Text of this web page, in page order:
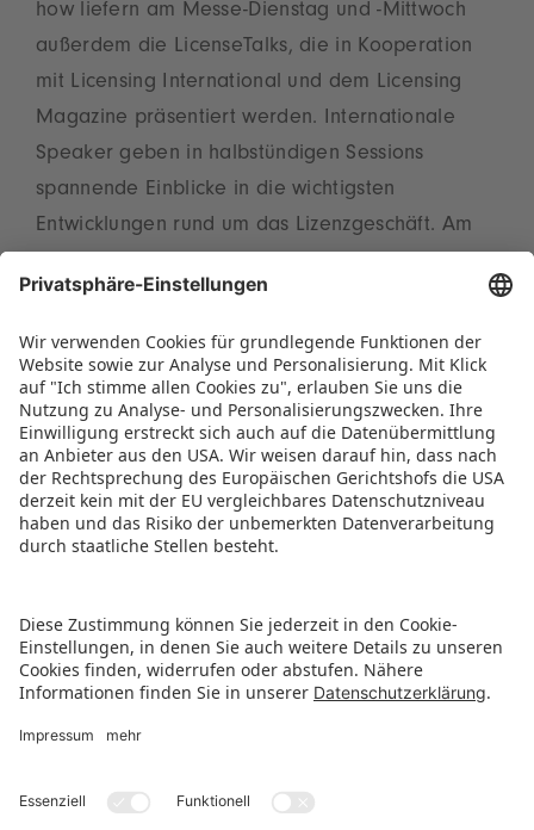
how liefern am Messe-Dienstag und -Mittwoch
außerdem die LicenseTalks, die in Kooperation
mit Licensing International und dem Licensing
Magazine präsentiert werden. Internationale
Speaker geben in halbstündigen Sessions
spannende Einblicke in die wichtigsten
Entwicklungen rund um das Lizenzgeschäft. Am
15 Uhr zur Coffee Break ein, die Gelegenheit
zum Knüpfen neuer Kontakte bietet. Die
Spielwarenmesse bildet damit einen perfekten
Auftakt, um die Branche auf die BRANDmania
einzustimmen.
PRESSEMITTEILUNG ALS PDF HERUNTERLADEN